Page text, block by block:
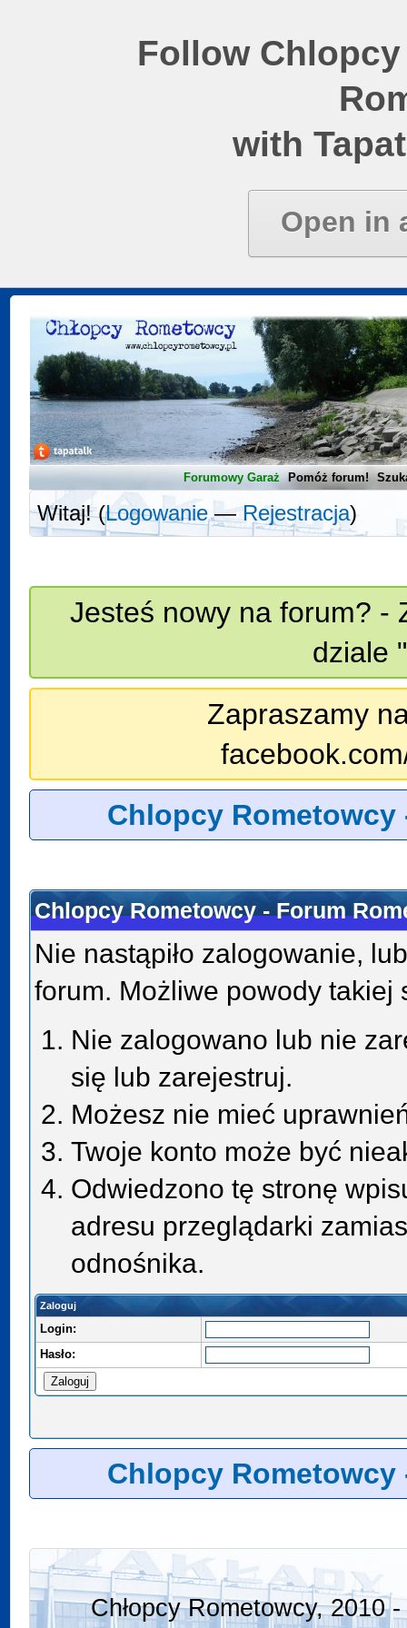
Follow
with
Open in
Forumowy Garaż Pomóż forum!
Witaj! (Logowanie—Rejestracja)
Jesteś nowy na forum? -
dziale
Zapraszamy
Chlopcy Rometowcy
Chlopcy Rometowcy - Forum
Nie nastąpiło zalogowanie,
forum. Możliwe powody takiej
Nie zalogowano lub nie
się lub zarejestruj.
Możesz nie mieć
Twoje konto może być
Odwiedzono tę stronę
adresu przeglądarki
odnośnika.
Zaloguj
Login:
Hasło:
Chlopcy Rometowcy
Chłopcy Rometowcy, 2010